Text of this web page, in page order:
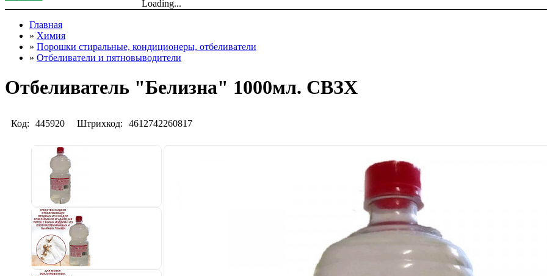
Loading...
Главная
» Химия
» Порошки стиральные, кондиционеры, отбеливатели
» Отбеливатели и пятновыводители
Отбеливатель "Белизна" 1000мл. СВЗХ
Код: 445920 Штрихкод: 4612742260817